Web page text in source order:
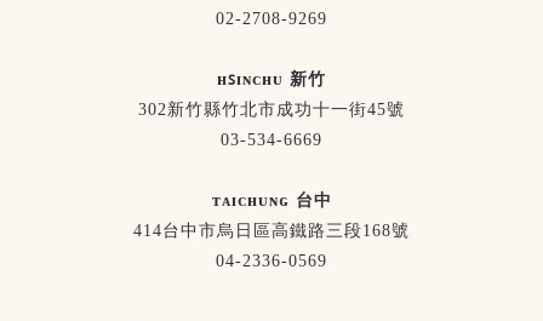
02-2708-9269
ʜꜱɪɴᴄʜᴜ 新竹
302新竹縣竹北市成功十一街45號
03-534-6669
ᴛᴀɪᴄʜᴜɴɢ 台中
414台中市烏日區高鐵路三段168號
04-2336-0569